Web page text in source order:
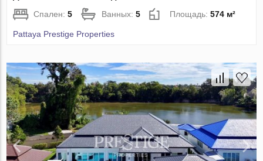
Спален:5 Ванных:5 Площадь:574 м²
Pattaya Prestige Properties